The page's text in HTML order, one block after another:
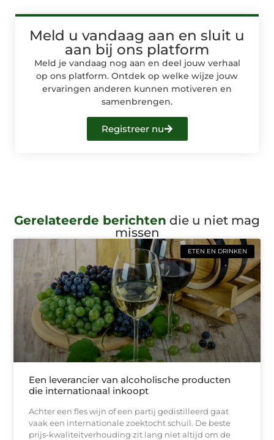
Meld u vandaag aan en sluit u
aan bij ons platform
Meld je vandaag nog aan en deel jouw verhaal
op ons platform. Ontdek op welke wijze jouw
ervaringen anderen kunnen motiveren en
samenbrengen.
Registreer nu
Gerelateerde berichten die u niet mag
missen
ETEN EN DRINKEN
Een leverancier van alcoholische producten
die internationaal inkoopt
Achter een fles wijn of een partij gedistilleerd gaat
vaak een internationale zoektocht schuil. De beste
prijs-kwaliteitverhouding zit lang niet altijd om de